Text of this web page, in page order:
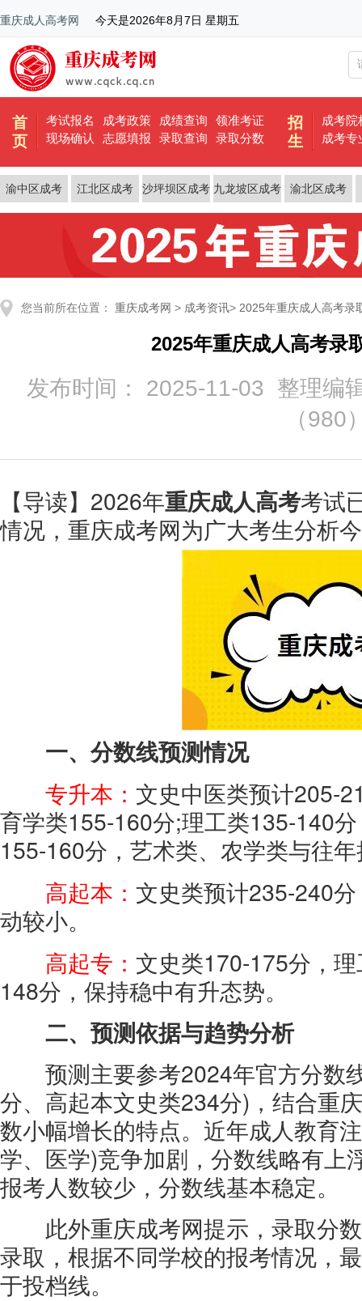
重庆成人高考网 今天是2026年8月7日 星期五
首
页
考试报名 成考政策 成绩查询
领准考证
现场确认
志愿填报 录取查询 录取分数
招
生
成考院
成考专
渝中区成考 江北区成考 沙坪坝区成考 九龙坡区成考 渝北区成考
您当前所在位置： 重庆成考网 > 成考资讯> 2025年重庆成人高考录
2025年重庆成人高考录
发布时间： 2025-11-03 整理编
（980
【导读】2026年重庆成人高考考试
情况，重庆成考网为广大考生分析
一、分数线预测情况
专升本： 文史中医类预计205-
育学类155-160分;理工类135-140
155-160分，艺术类、农学类与往
高起本： 文史类预计235-240
动较小。
高起专： 文史类170-175分，
148分，保持稳中有升态势。
二、预测依据与趋势分析
预测主要参考2024年官方分数
分、高起本文史类234分)，结合重
数小幅增长的特点。近年成人教育
学、医学)竞争加剧，分数线略有上
报考人数较少，分数线基本稳定。
此外重庆成考网提示，录取分数
录取，根据不同学校的报考情况，
于投档线。